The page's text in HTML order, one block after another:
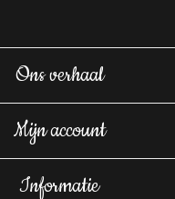
Ons verhaal
Mijn account
Informatie